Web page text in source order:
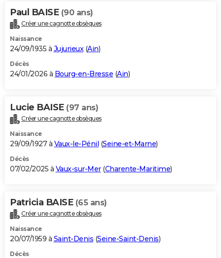
Carte de Noël
Carte Bonne année
Carte Saint-Valentin
Carte Pâques
Carte d'anniversaire
DICTIONNAIRE
Dictionnaire
Biographies
Citations
Expressions
Proverbes
PROGRAMME TV
S'inscrire
Se connecter
Lycées
Collèges
Primaires
Universités
Entreprises
Service militaire
Avis de recherche
AVIS DE DÉCÈS
Bricolage
Lifestyle
Culture
Sport
Auto
Television
Voyage
Cinema
Paul BAISE (90 ans)
Créer une cagnotte obsèques
Naissance
24/09/1935 à Jujurieux(Ain)
Décès
24/01/2026 à Bourg-en-Bresse (Ain)
Lucie BAISE (97 ans)
Créer une cagnotte obsèques
Naissance
29/09/1927 à Vaux-le-Pénil (Seine-et-Marne)
Décès
07/02/2025 à Vaux-sur-Mer(Charente-Maritime)
Patricia BAISE (65 ans)
Créer une cagnotte obsèques
Naissance
20/07/1959 à Saint-Denis (Seine-Saint-Denis)
Décès